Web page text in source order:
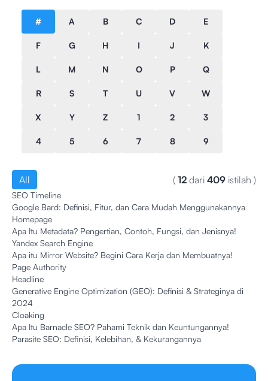
# A B C D E
F G H I J K
L M N O P Q
R S T U V W
X Y Z 1 2 3
4 5 6 7 8 9
All ( 12 dari 409 istilah )
SEO Timeline
Google Bard: Definisi, Fitur, dan Cara Mudah Menggunakannya
Homepage
Apa Itu Metadata? Pengertian, Contoh, Fungsi, dan Jenisnya!
Yandex Search Engine
Apa itu Mirror Website? Begini Cara Kerja dan Membuatnya!
Page Authority
Headline
Generative Engine Optimization (GEO): Definisi & Strateginya di
2024
Cloaking
Apa Itu Barnacle SEO? Pahami Teknik dan Keuntungannya!
Parasite SEO: Definisi, Kelebihan, & Kekurangannya